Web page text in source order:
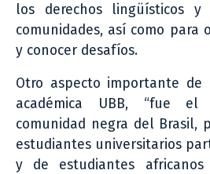
los derechos lingüísticos y
comunidades, así como para
y conocer desafíos.
Otro aspecto importante
académica UBB, “fue
comunidad negra del Brasil,
estudiantes universitarios
y de estudiantes